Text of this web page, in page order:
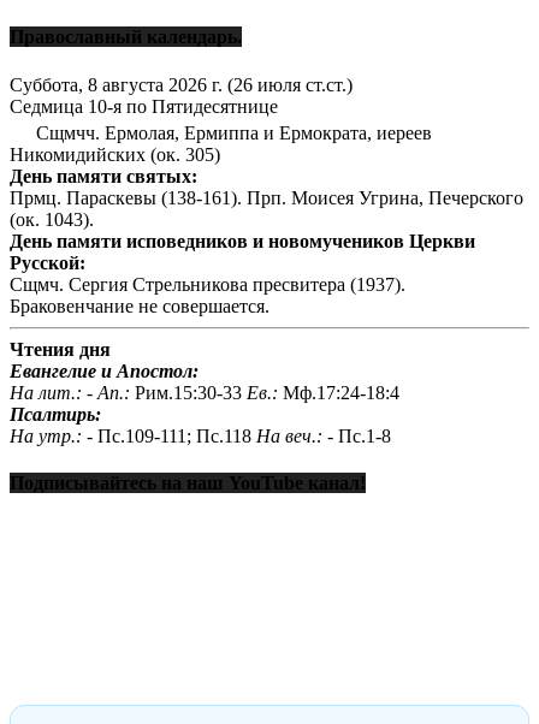
Православный календарь.
Суббота, 8 августа 2026 г. (26 июля ст.ст.)
Седмица 10-я по Пятидесятнице
Сщмчч. Ермолая, Ермиппа и Ермократа, иереев
Никомидийских (ок. 305)
День памяти святых:
Прмц. Параскевы (138-161). Прп. Моисея Угрина, Печерского
(ок. 1043).
День памяти исповедников и новомучеников Церкви
Русской:
Сщмч. Сергия Стрельникова пресвитера (1937).
Браковенчание не совершается.
Чтения дня
Евангелие и Апостол:
На лит.: - Ап.: Рим.15:30-33 Ев.: Мф.17:24-18:4
Псалтирь:
На утр.: - Пс.109-111; Пс.118 На веч.: - Пс.1-8
Подписывайтесь на наш YouTube канал!